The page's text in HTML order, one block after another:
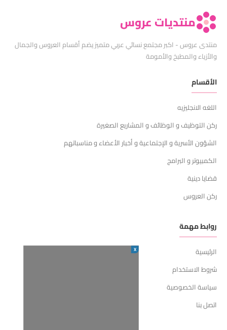
منتديات عروس
منتدى عروس - اكبر مجتمع نسائي عربي متميز يضم أقسام العروس والجمال
والأزياء والمطبخ والأمومة
الأقسام
اللغه الانجليزيه
ركن التوظيف و الوظائف و المشاريع الصغيرة
الشؤون الأسرية و الإجتماعية و أخبار الأعضاء و مناسباتهم
الكمبيوتر و البرامج
قضايا دينية
ركن العروس
روابط مهمة
الرئيسية
شروط الاستخدام
سياسة الخصوصية
اتصل بنا
X